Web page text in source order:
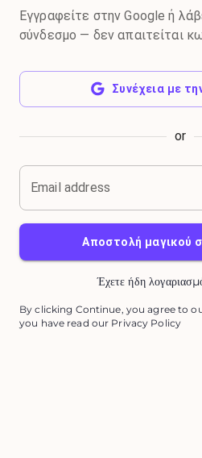
Εγγραφείτε στην Google ή
σύνδεσμο — δεν απαιτείται
Συνέχεια με
or
Email address
Αποστολή μαγικού
Έχετε ήδη
By clicking Continue, you agree to
you have read our Privacy Policy